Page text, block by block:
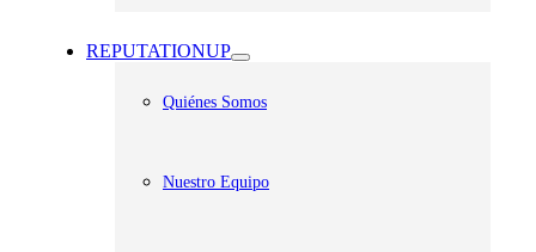
REPUTATIONUP
Quiénes Somos
Nuestro Equipo